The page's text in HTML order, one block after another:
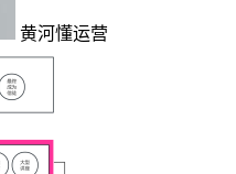
黄河懂运营